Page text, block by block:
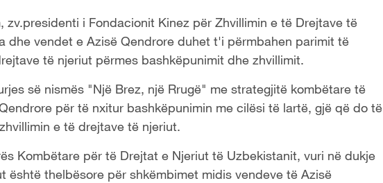
zv.presidenti i Fondacionit Kinez për Zhvillimin e të Drejtave të
dhe vendet e Azisë Qendrore duhet t'i përmbahen parimit të
të njeriut përmes bashkëpunimit dhe zhvillimit.
së nismës "Një Brez, një Rrugë" me strategjitë kombëtare të
për të nxitur bashkëpunimin me cilësi të lartë, gjë që do të
e të drejtave të njeriut.
Kombëtare për të Drejtat e Njeriut të Uzbekistanit, vuri në dukje
është thelbësore për shkëmbimet midis vendeve të Azisë